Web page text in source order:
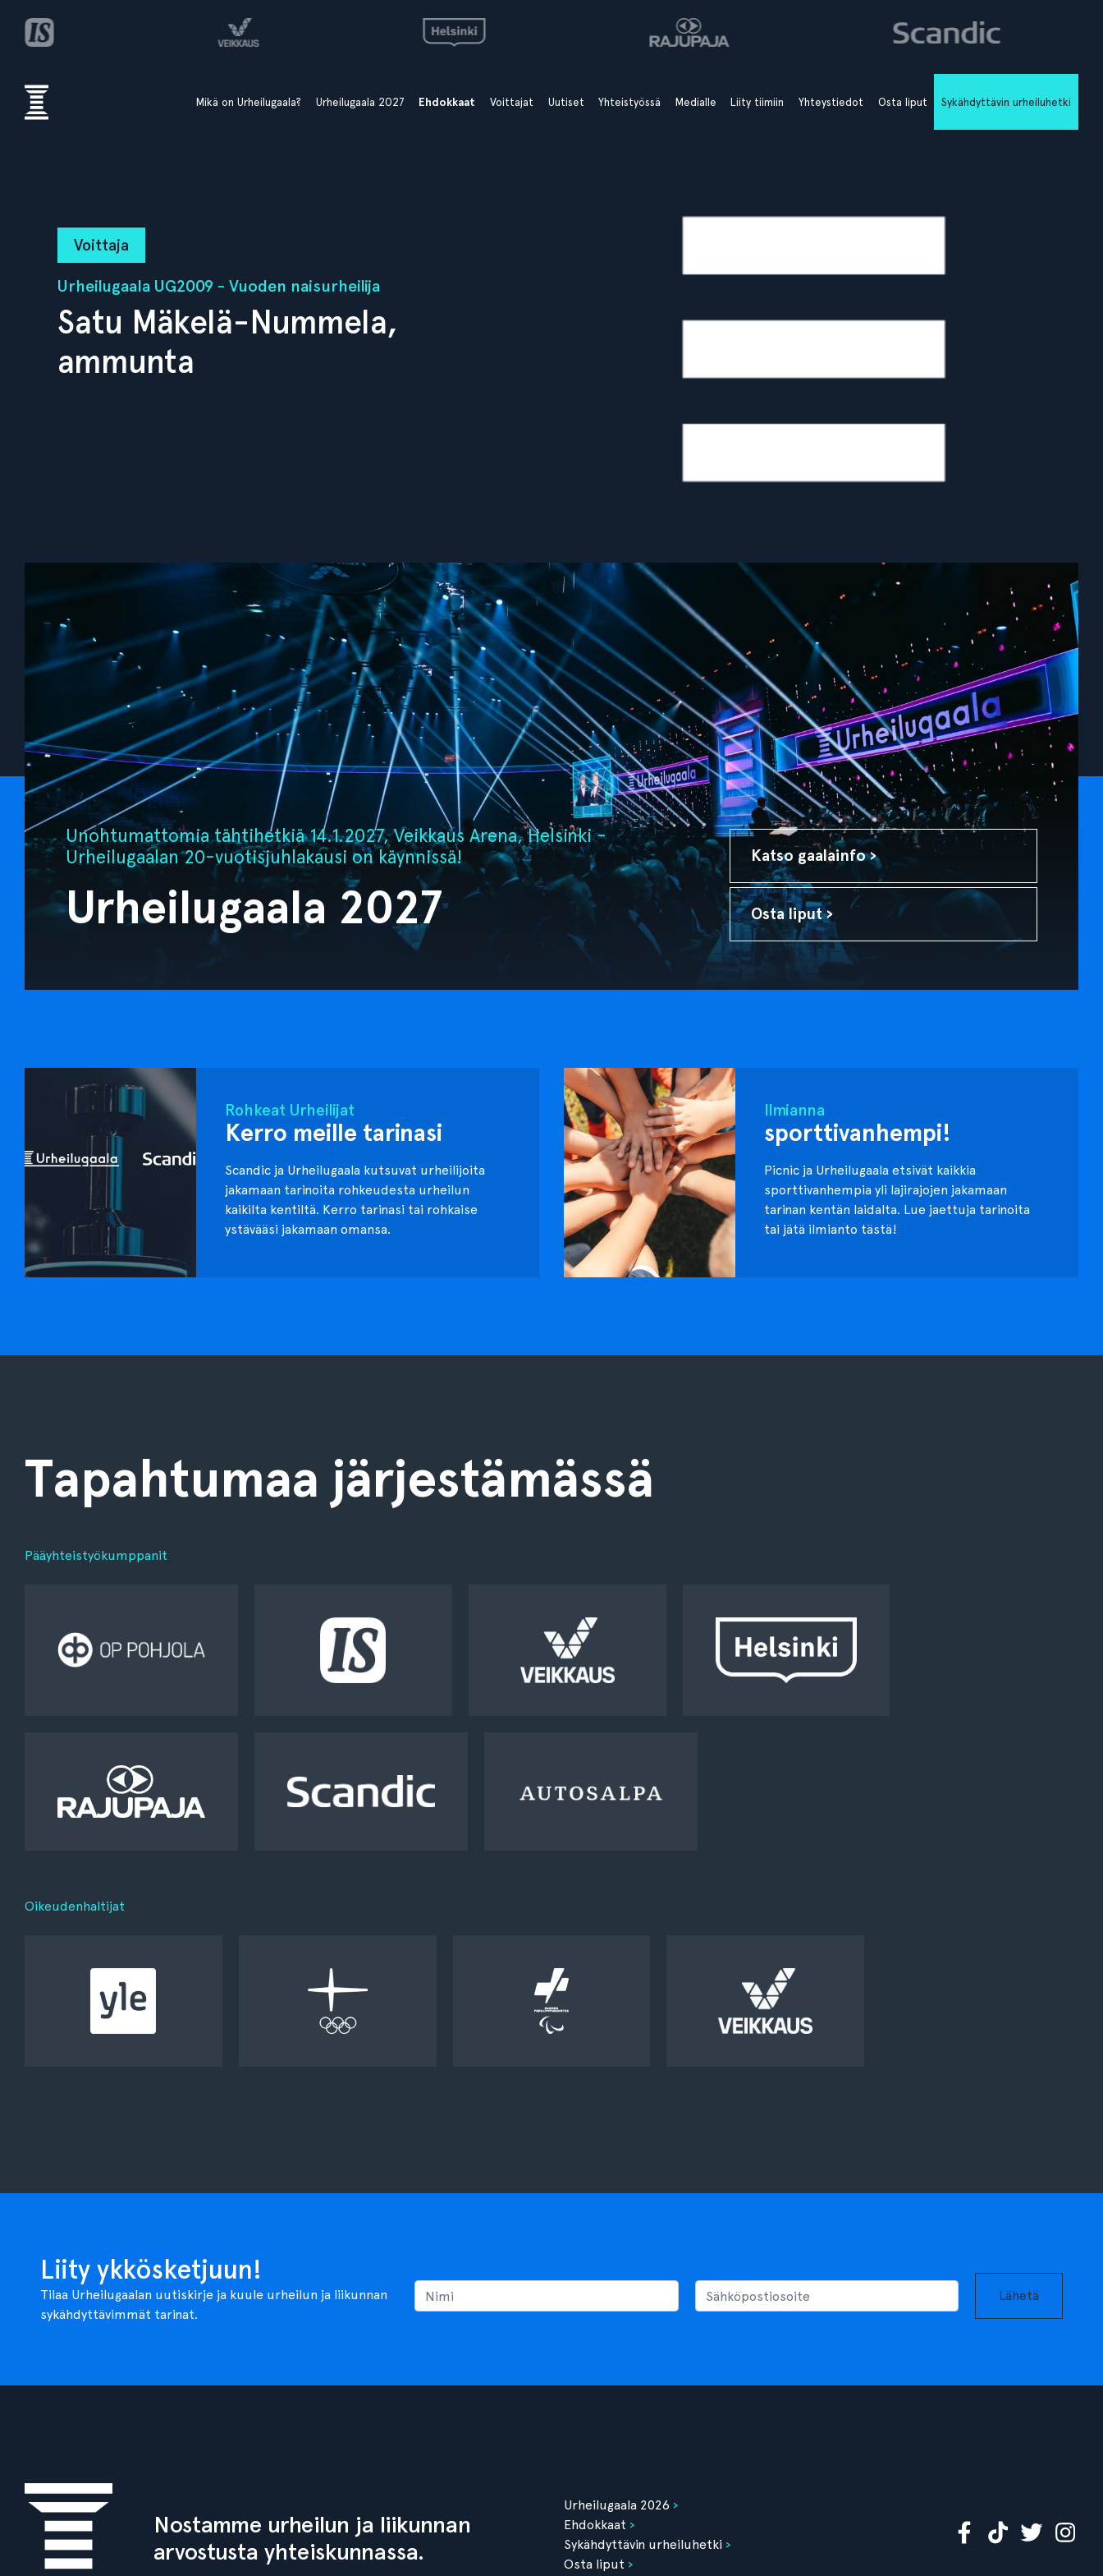
Mikä on Urheilugaala? Urheilugaala 2027 Ehdokkaat Voittajat Uutiset Yhteistyössä Medialle Liity tiimiin Yhteystiedot Osta liput Sykähdyttävin urheiluhetki
Voittaja
Urheilugaala UG2009 - Vuoden naisurheilija
Satu Mäkelä-Nummela,
ammunta
Unohtumattomia tähtihetkiä 14.1.2027, Veikkaus Arena, Helsinki -
Urheilugaalan 20-vuotisjuhlakausi on käynnissä!
Urheilugaala 2027
Katso gaalainfo ›
Osta liput ›
Rohkeat Urheilijat
Kerro meille tarinasi
Scandic ja Urheilugaala kutsuvat urheilijoita
jakamaan tarinoita rohkeudesta urheilun
kaikilta kentiltä. Kerro tarinasi tai rohkaise
ystävääsi jakamaan omansa.
Ilmianna
sporttivanhempi!
Picnic ja Urheilugaala etsivät kaikkia
sporttivanhempia yli lajirajojen jakamaan
tarinan kentän laidalta. Lue jaettuja tarinoita
tai jätä ilmianto tästä!
Tapahtumaa järjestämässä
Pääyhteistyökumppanit
Oikeudenhaltijat
Liity ykkösketjuun!
Tilaa Urheilugaalan uutiskirje ja kuule urheilun ja liikunnan
sykähdyttävimmät tarinat.
Lähetä
Nostamme urheilun ja liikunnan
arvostusta yhteiskunnassa.
Urheilugaala 2026
Ehdokkaat
Sykähdyttävin urheiluhetki
Osta liput